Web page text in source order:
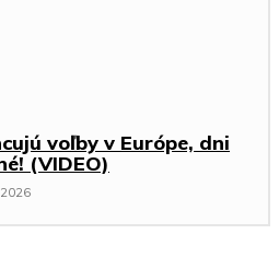
voľby v Európe, dni
(VIDEO)